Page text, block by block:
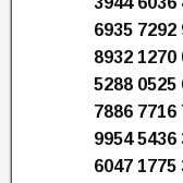
6935 7292
8932 1270
5288 0525
7886 7716
9954 5436
6047 1775